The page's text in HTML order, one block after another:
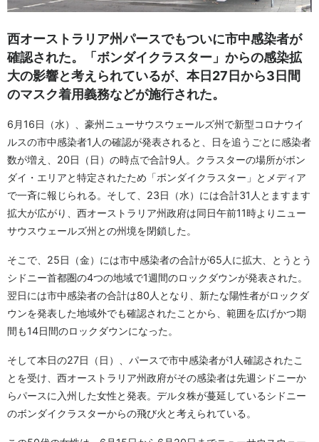
西オーストラリア州パースでもついに市中感染者が
確認された。「ボンダイクラスター」からの感染拡
大の影響と考えられているが、本日27日から3日間
のマスク着用義務などが施行された。
6月16日（水）、豪州ニューサウスウェールズ州で新型コロナウイ
ルスの市中感染者1人の確認が発表されると、日を追うごとに感染者
数が増え、20日（日）の時点で合計9人。クラスターの場所がボン
ダイ・エリアと特定されたため「ボンダイクラスター」とメディア
で一斉に報じられる。そして、23日（水）には合計31人とますます
拡大が広がり、西オーストラリア州政府は同日午前11時よりニュー
サウスウェールズ州との州境を閉鎖した。
そこで、25日（金）には市中感染者の合計が65人に拡大、とうとう
シドニー首都圏の4つの地域で1週間のロックダウンが発表された。
翌日には市中感染者の合計は80人となり、新たな陽性者がロックダ
ウンを発表した地域外でも確認されたことから、範囲を広げかつ期
間も14日間のロックダウンになった。
そして本日の27日（日）、パースで市中感染者が1人確認されたこ
とを受け、西オーストラリア州政府がその感染者は先週シドニーか
らパースに入州した女性と発表。デルタ株が蔓延しているシドニー
のボンダイクラスターからの飛び火と考えられている。